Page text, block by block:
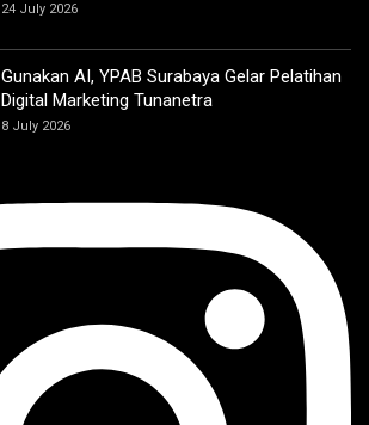
24 July 2026
Gunakan AI, YPAB Surabaya Gelar Pelatihan
Digital Marketing Tunanetra
8 July 2026